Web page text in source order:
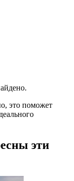
это поможет
эти